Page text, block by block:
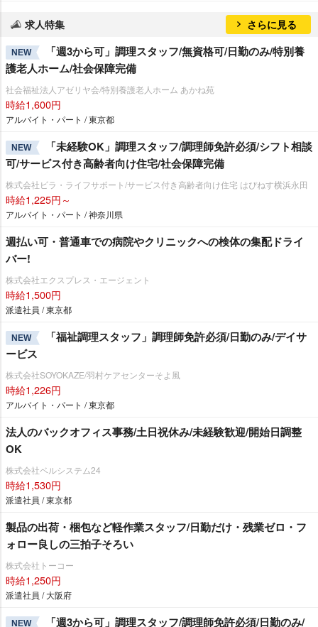
求人特集 さらに見る
NEW
「週3から可」調理スタッフ/無資格可/日勤のみ/特別養
護老人ホーム/社会保障完備
社会福祉法人アゼリヤ会/特別養護老人ホーム あかね苑
時給1,600円
アルバイト・パート / 東京都
NEW
「未経験OK」調理スタッフ/調理師免許必須/シフト相談
可/サービス付き高齢者向け住宅/社会保障完備
株式会社ビラ・ライフサポート/サービス付き高齢者向け住宅 はぴねす横浜永田
時給1,225円～
アルバイト・パート / 神奈川県
週払い可・普通車での病院やクリニックへの検体の集配ドライ
バー!
株式会社エクスプレス・エージェント
時給1,500円
派遣社員 / 東京都
NEW
「福祉調理スタッフ」調理師免許必須/日勤のみ/デイサ
ービス
株式会社SOYOKAZE/羽村ケアセンターそよ風
時給1,226円
アルバイト・パート / 東京都
法人のバックオフィス事務/土日祝休み/未経験歓迎/開始日調整
OK
株式会社ベルシステム24
時給1,530円
派遣社員 / 東京都
製品の出荷・梱包など軽作業スタッフ/日勤だけ・残業ゼロ・フ
ォロー良しの三拍子そろい
株式会社トーコー
時給1,250円
派遣社員 / 大阪府
NEW 「週3から可」調理スタッフ/調理師免許必須/日勤のみ/